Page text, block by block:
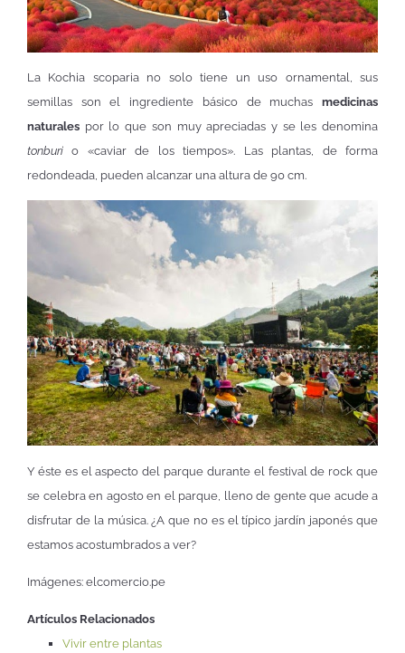
La Kochia scoparia no solo tiene un uso ornamental, sus
semillas son el ingrediente básico de muchas medicinas
naturales por lo que son muy apreciadas y se les denomina
tonburi o «caviar de los tiempos». Las plantas, de forma
redondeada, pueden alcanzar una altura de 90 cm.
Y éste es el aspecto del parque durante el festival de rock que
se celebra en agosto en el parque, lleno de gente que acude a
disfrutar de la música. ¿A que no es el típico jardín japonés que
estamos acostumbrados a ver?
Imágenes: elcomercio.pe
Artículos Relacionados
Vivir entre plantas